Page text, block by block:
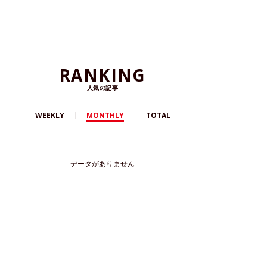
RANKING
人気の記事
WEEKLY MONTHLY TOTAL
データがありません